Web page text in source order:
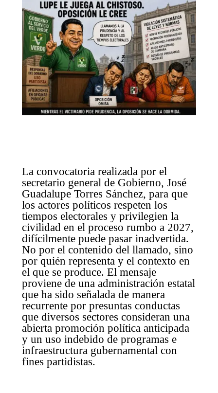
La convocatoria realizada por el
secretario general de Gobierno, José
Guadalupe Torres Sánchez, para que
los actores políticos respeten los
tiempos electorales y privilegien la
civilidad en el proceso rumbo a 2027,
difícilmente puede pasar inadvertida.
No por el contenido del llamado, sino
por quién representa y el contexto en
el que se produce. El mensaje
proviene de una administración estatal
que ha sido señalada de manera
recurrente por presuntas conductas
que diversos sectores consideran una
abierta promoción política anticipada
y un uso indebido de programas e
infraestructura gubernamental con
fines partidistas.